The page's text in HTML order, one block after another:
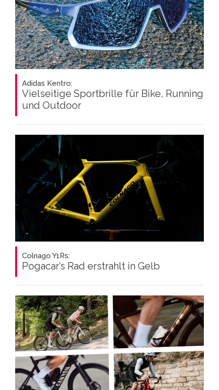
Adidas Kentro:
Vielseitige Sportbrille für Bike, Running
und Outdoor
Colnago Y1Rs:
Pogacar’s Rad erstrahlt in Gelb